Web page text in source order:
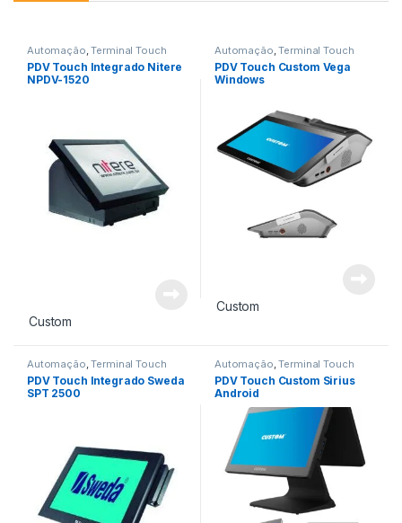
Automação ,Terminal Touch
PDV Touch Integrado Nitere
NPDV-1520
Custom
Automação ,Terminal Touch
PDV Touch Custom Vega
Windows
Custom
Automação,Terminal Touch
PDV Touch Integrado Sweda
SPT 2500
Automação,Terminal Touch
PDV Touch Custom Sirius
Android